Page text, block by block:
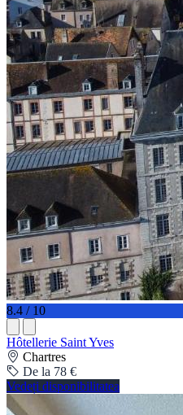
8.4 / 10
Hôtellerie Saint Yves
Chartres
De la 78 €
Vedeți disponibilitatea